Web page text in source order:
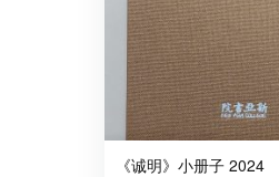
《诚明》小册子 2024